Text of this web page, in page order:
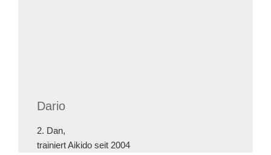
Dario
2. Dan,
trainiert Aikido seit 2004